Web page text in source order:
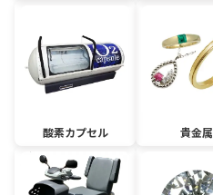
酸素カプセル 貴金属